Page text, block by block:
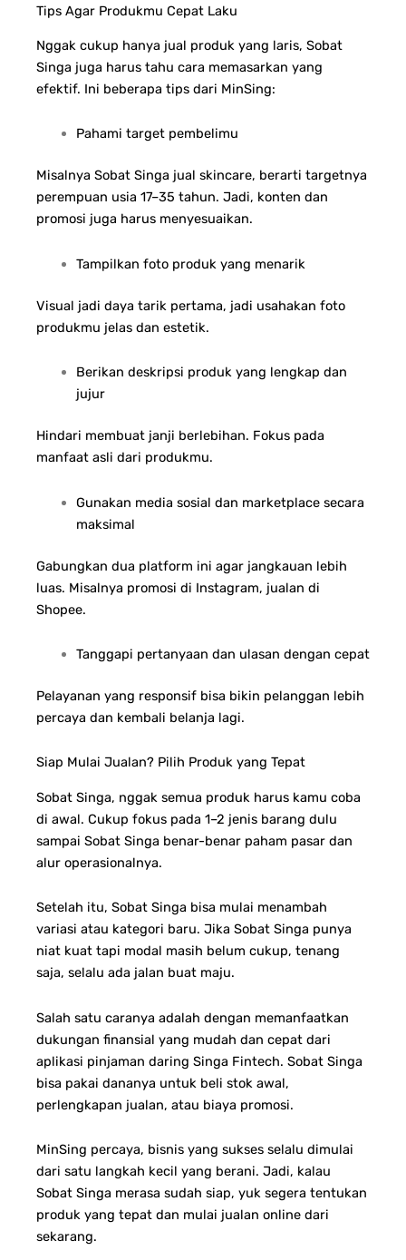
Tips Agar Produkmu Cepat Laku
Nggak cukup hanya jual produk yang laris, Sobat
Singa juga harus tahu cara memasarkan yang
efektif. Ini beberapa tips dari MinSing:
Pahami target pembelimu
Misalnya Sobat Singa jual skincare, berarti targetnya
perempuan usia 17–35 tahun. Jadi, konten dan
promosi juga harus menyesuaikan.
Tampilkan foto produk yang menarik
Visual jadi daya tarik pertama, jadi usahakan foto
produkmu jelas dan estetik.
Berikan deskripsi produk yang lengkap dan
jujur
Hindari membuat janji berlebihan. Fokus pada
manfaat asli dari produkmu.
Gunakan media sosial dan marketplace secara
maksimal
Gabungkan dua platform ini agar jangkauan lebih
luas. Misalnya promosi di Instagram, jualan di
Shopee.
Tanggapi pertanyaan dan ulasan dengan cepat
Pelayanan yang responsif bisa bikin pelanggan lebih
percaya dan kembali belanja lagi.
Siap Mulai Jualan? Pilih Produk yang Tepat
Sobat Singa, nggak semua produk harus kamu coba
di awal. Cukup fokus pada 1–2 jenis barang dulu
sampai Sobat Singa benar-benar paham pasar dan
alur operasionalnya.
Setelah itu, Sobat Singa bisa mulai menambah
variasi atau kategori baru. Jika Sobat Singa punya
niat kuat tapi modal masih belum cukup, tenang
saja, selalu ada jalan buat maju.
Salah satu caranya adalah dengan memanfaatkan
dukungan finansial yang mudah dan cepat dari
aplikasi pinjaman daring Singa Fintech. Sobat Singa
bisa pakai dananya untuk beli stok awal,
perlengkapan jualan, atau biaya promosi.
MinSing percaya, bisnis yang sukses selalu dimulai
dari satu langkah kecil yang berani. Jadi, kalau
Sobat Singa merasa sudah siap, yuk segera tentukan
produk yang tepat dan mulai jualan online dari
sekarang.